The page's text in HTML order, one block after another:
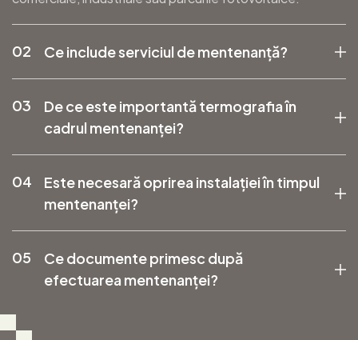
02 Ce include serviciul de mentenanță?
03
De ce este importantă termografia în
cadrul mentenanței?
04
Este necesară oprirea instalației în timpul
mentenanței?
05
Ce documente primesc după
efectuarea mentenanței?